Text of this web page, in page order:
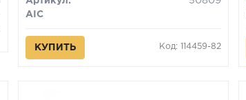
AIC
КУПИТЬ Код: 114459-82